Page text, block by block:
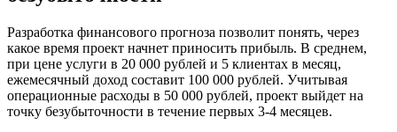
Разработка финансового прогноза позволит понять, через
какое время проект начнет приносить прибыль. В среднем,
при цене услуги в 20 000 рублей и 5 клиентах в месяц,
ежемесячный доход составит 100 000 рублей. Учитывая
операционные расходы в 50 000 рублей, проект выйдет на
точку безубыточности в течение первых 3-4 месяцев.